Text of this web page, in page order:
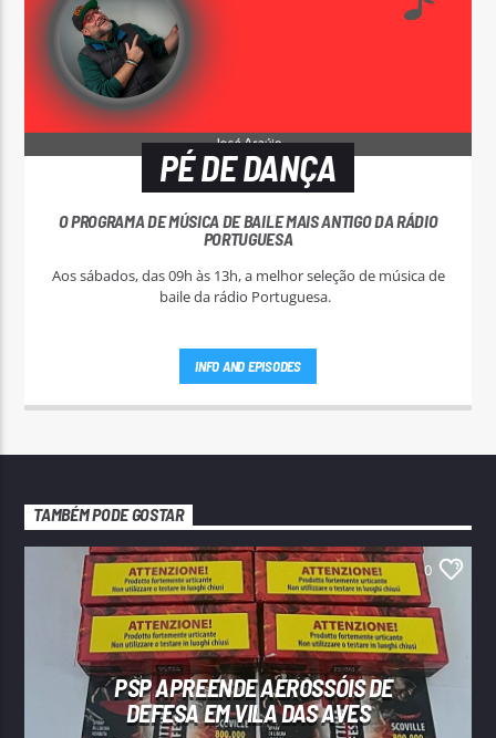
PÉ DE DANÇA
O PROGRAMA DE MÚSICA DE BAILE MAIS ANTIGO DA RÁDIO
PORTUGUESA
Aos sábados, das 09h às 13h, a melhor seleção de música de
INFO AND EPISODES
TAMBÉM PODE GOSTAR
0
PSP APREENDE AEROSSÓIS DE
DEFESA EM VILA DAS AVES